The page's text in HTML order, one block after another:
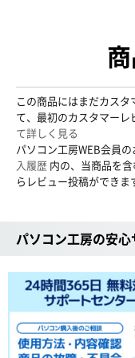
この商品にはまだカス
て、最初のカスタマーレ
て詳しく見る
パソコン工房WEB会員
入履歴 内の、当商品を
らレビュー投稿ができま
パソコン工房の安心